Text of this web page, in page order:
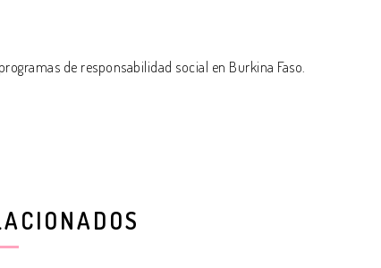
de responsabilidad social en Burkina Faso.